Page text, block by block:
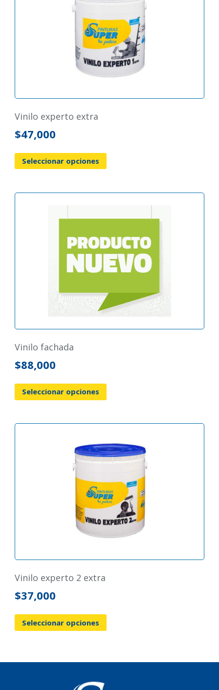
vinilo experto extra
$47,000
Seleccionar opciones
vinilo fachada
$88,000
Seleccionar opciones
vinilo experto 2 extra
$37,000
Seleccionar opciones